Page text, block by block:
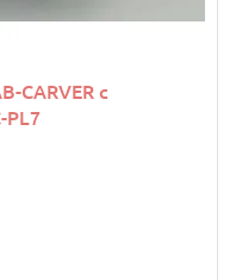
CARVER с
PL7